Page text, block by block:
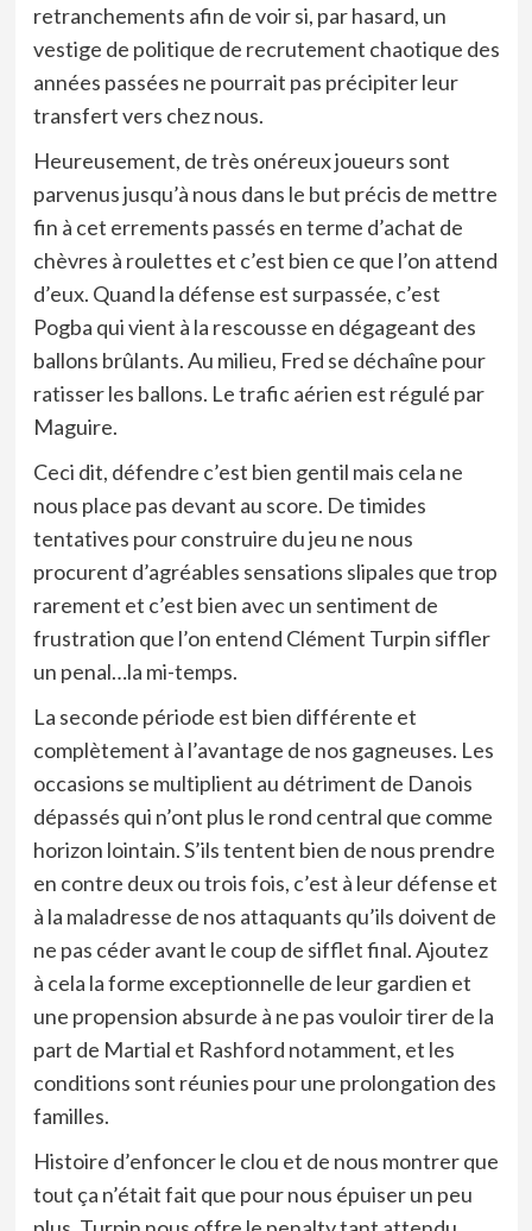
retranchements afin de voir si, par hasard, un
vestige de politique de recrutement chaotique des
années passées ne pourrait pas précipiter leur
transfert vers chez nous.
Heureusement, de très onéreux joueurs sont
parvenus jusqu’à nous dans le but précis de mettre
fin à cet errements passés en terme d’achat de
chèvres à roulettes et c’est bien ce que l’on attend
d’eux. Quand la défense est surpassée, c’est
Pogba qui vient à la rescousse en dégageant des
ballons brûlants. Au milieu, Fred se déchaîne pour
ratisser les ballons. Le trafic aérien est régulé par
Maguire.
Ceci dit, défendre c’est bien gentil mais cela ne
nous place pas devant au score. De timides
tentatives pour construire du jeu ne nous
procurent d’agréables sensations slipales que trop
rarement et c’est bien avec un sentiment de
frustration que l’on entend Clément Turpin siffler
un penal…la mi-temps.
La seconde période est bien différente et
complètement à l’avantage de nos gagneuses. Les
occasions se multiplient au détriment de Danois
dépassés qui n’ont plus le rond central que comme
horizon lointain. S’ils tentent bien de nous prendre
en contre deux ou trois fois, c’est à leur défense et
à la maladresse de nos attaquants qu’ils doivent de
ne pas céder avant le coup de sifflet final. Ajoutez
à cela la forme exceptionnelle de leur gardien et
une propension absurde à ne pas vouloir tirer de la
part de Martial et Rashford notamment, et les
conditions sont réunies pour une prolongation des
familles.
Histoire d’enfoncer le clou et de nous montrer que
tout ça n’était fait que pour nous épuiser un peu